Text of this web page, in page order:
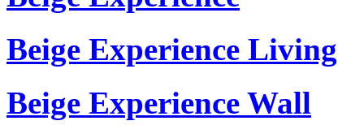
Beige Experience Living
Beige Experience Wall